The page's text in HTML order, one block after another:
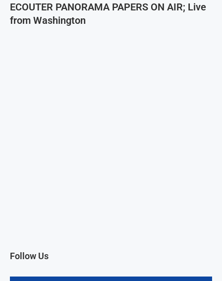
ECOUTER PANORAMA PAPERS ON AIR; Live
from Washington
Follow Us